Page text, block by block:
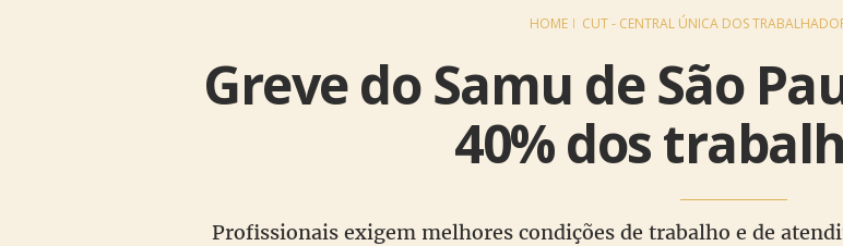
HOME CUT - CENTRAL ÚNICA DOS
Greve do Samu de São
40% dos
Profissionais exigem melhores condições de trabalho e de